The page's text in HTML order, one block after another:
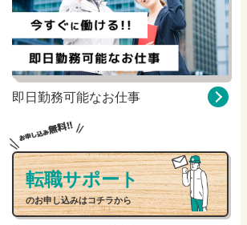
即日勤務可能なお仕事
転職サポート
のお申し込みはコチラから